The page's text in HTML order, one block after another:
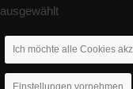
ausgewählt
Ich möchte alle Cookies
Einstellungen vornehmen